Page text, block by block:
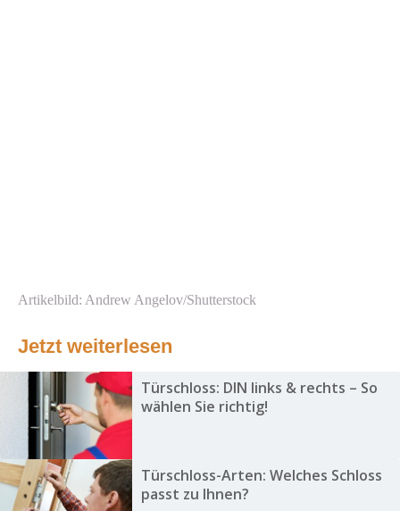
Artikelbild: Andrew Angelov/Shutterstock
Jetzt weiterlesen
Türschloss: DIN links & rechts – So
wählen Sie richtig!
Türschloss-Arten: Welches Schloss
passt zu Ihnen?